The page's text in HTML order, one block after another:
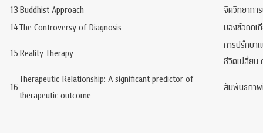
13Buddhist Approach
จิตวิทยากา
14The Controversy of Diagnosis
มองข้อถกเ
15Reality Therapy
การปรึกษา
ชีวิตเปลี่ยน
16
Therapeutic Relationship: A significant predictor of
therapeutic outcome
สัมพันธภาพ